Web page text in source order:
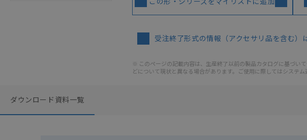
受注終了形式の情報（アクセサリ品を含む）
※ このページの記載内容は、生産終了以前の製品カタログに基づい
どについて現状と異なる場合があります。ご使用に際してはシステム
ダウンロード資料一覧